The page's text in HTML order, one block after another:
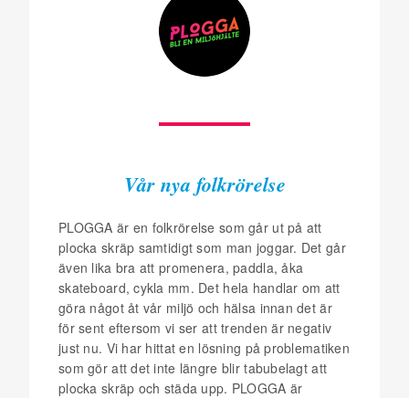
Vår nya folkrörelse
PLOGGA är en folkrörelse som går ut på att
plocka skräp samtidigt som man joggar. Det går
även lika bra att promenera, paddla, åka
skateboard, cykla mm. Det hela handlar om att
göra något åt vår miljö och hälsa innan det är
för sent eftersom vi ser att trenden är negativ
just nu. Vi har hittat en lösning på problematiken
som gör att det inte längre blir tabubelagt att
plocka skräp och städa upp. PLOGGA är